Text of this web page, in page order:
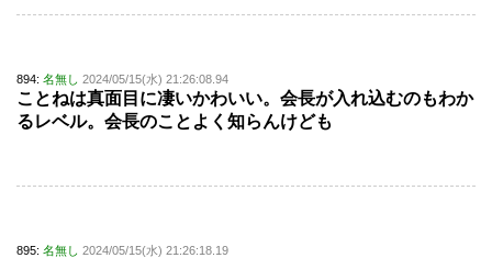
894: 名無し 2024/05/15(水) 21:26:08.94
ことねは真面目に凄いかわいい。会長が入れ込むのもわか
るレベル。会長のことよく知らんけども
895: 名無し 2024/05/15(水) 21:26:18.19